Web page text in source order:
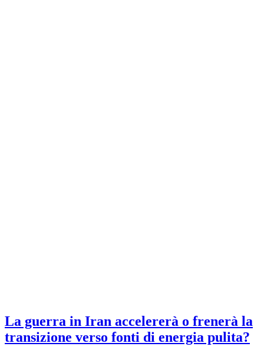
La guerra in Iran accelererà o frenerà la
transizione verso fonti di energia pulita?